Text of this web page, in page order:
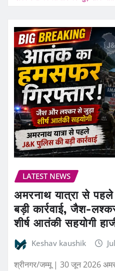
LATEST NEWS
अमरनाथ यात्रा से
बड़ी कार्रवाई, जैश-
शीर्ष आतंकी सहयोगी
Keshav kaushik
श्रीनगर/जम्मू | 30 जून 2026